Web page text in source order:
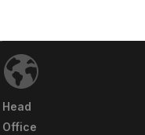
Head
Office